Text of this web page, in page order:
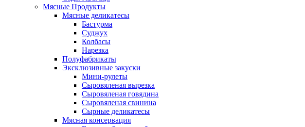
Мясные Продукты
Мясные деликатесы
Бастурма
Суджух
Колбасы
Нарезка
Полуфабрикаты
Эксклюзивные закуски
Мини-рулеты
Сыровяленая вырезка
Сыровяленая говядина
Сыровяленая свинина
Сырные деликатесы
Мясная консервация